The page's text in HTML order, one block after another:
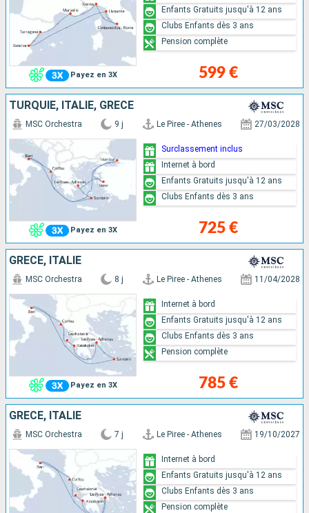
Payez en 3X 599 €
Enfants Gratuits jusqu'à 12 ans
Clubs Enfants dès 3 ans
Pension complète
TURQUIE, ITALIE, GRÈCE
Payez en 3X
MSC Orchestra 9 j Le Piree - Athenes 27/03/2028
725 €
Surclassement inclus
Internet à bord
Enfants Gratuits jusqu'à 12 ans
Clubs Enfants dès 3 ans
GRÈCE, ITALIE
Payez en 3X
MSC Orchestra 8 j Le Piree - Athenes 11/04/2028
785 €
Internet à bord
Enfants Gratuits jusqu'à 12 ans
Clubs Enfants dès 3 ans
Pension complète
GRÈCE, ITALIE
MSC Orchestra 7 j Le Piree - Athenes 19/10/2027
Internet à bord
Enfants Gratuits jusqu'à 12 ans
Clubs Enfants dès 3 ans
Pension complète